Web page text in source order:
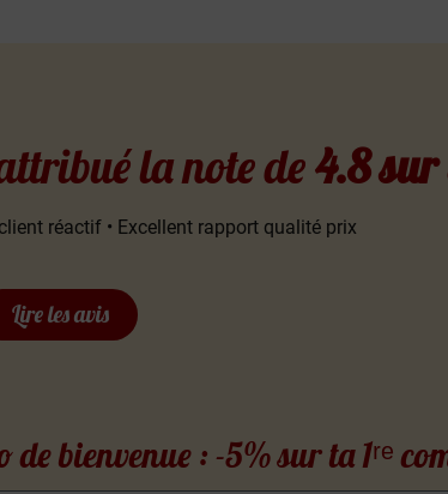
la note de4.8
réactif • Excellent rapport qualité prix
Lire les avis
de bienvenue : -5% sur ta 1ʳᵉ